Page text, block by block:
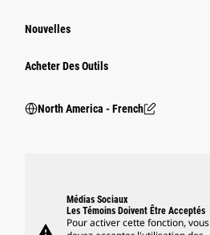
Nouvelles
Acheter Des Outils
North America - French
warning
Médias Sociaux
Les Témoins Doivent Être Acceptés
Pour activer cette fonction, vous